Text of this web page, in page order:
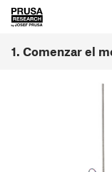
1. Comenzar el